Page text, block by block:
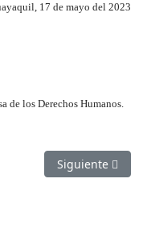
17 de mayo del 2023
de los Derechos Humanos.
desfile del Orgullo
Artículo
Siguiente